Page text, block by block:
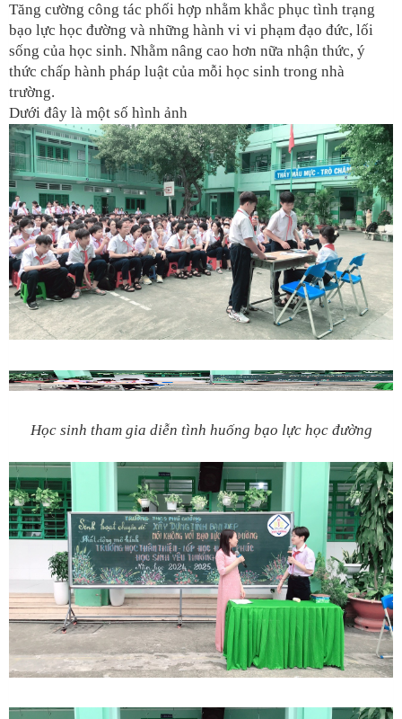
Tăng cường công tác phối hợp nhằm khắc phục tình trạng
bạo lực học đường và những hành vi vi phạm đạo đức, lối
sống của học sinh. Nhằm nâng cao hơn nữa nhận thức, ý
thức chấp hành pháp luật của mỗi học sinh trong nhà
trường.
Dưới đây là một số hình ảnh
Học sinh tham gia diễn tình huống bạo lực học đường